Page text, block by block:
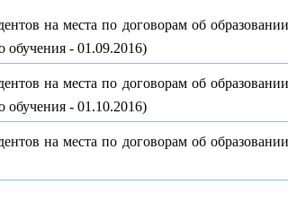
на места по договорам об
обучения - 01.09.2016)
на места по договорам об
обучения - 01.10.2016)
на места по договорам об